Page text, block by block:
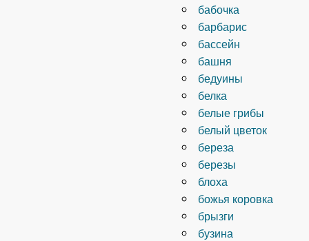
бабочка
барбарис
бассейн
башня
бедуины
белка
белые грибы
белый цветок
береза
березы
блоха
божья коровка
брызги
бузина